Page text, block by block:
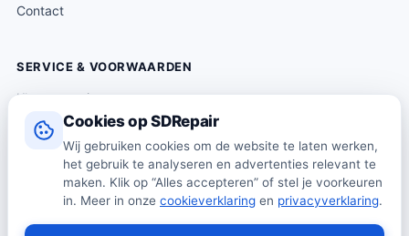
Cookies op SDRepair
Wij gebruiken cookies om de website te laten werken,
het gebruik te analyseren en advertenties relevant te
maken. Klik op “Alles accepteren” of stel je voorkeuren
in. Meer in onze cookieverklaring en privacyverklaring.
Contact
SERVICE & VOORWAARDEN
Klantenservice
Verzending & levering
Retourneren
Algemene voorwaarden